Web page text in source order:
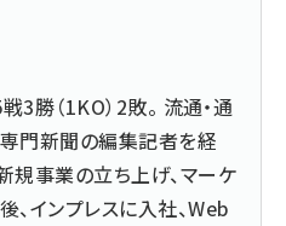
3勝（1KO）2敗。 流通・通
専門新聞の編集記者を経
規事業の立ち上げ、マーケ
、インプレスに入社、Web